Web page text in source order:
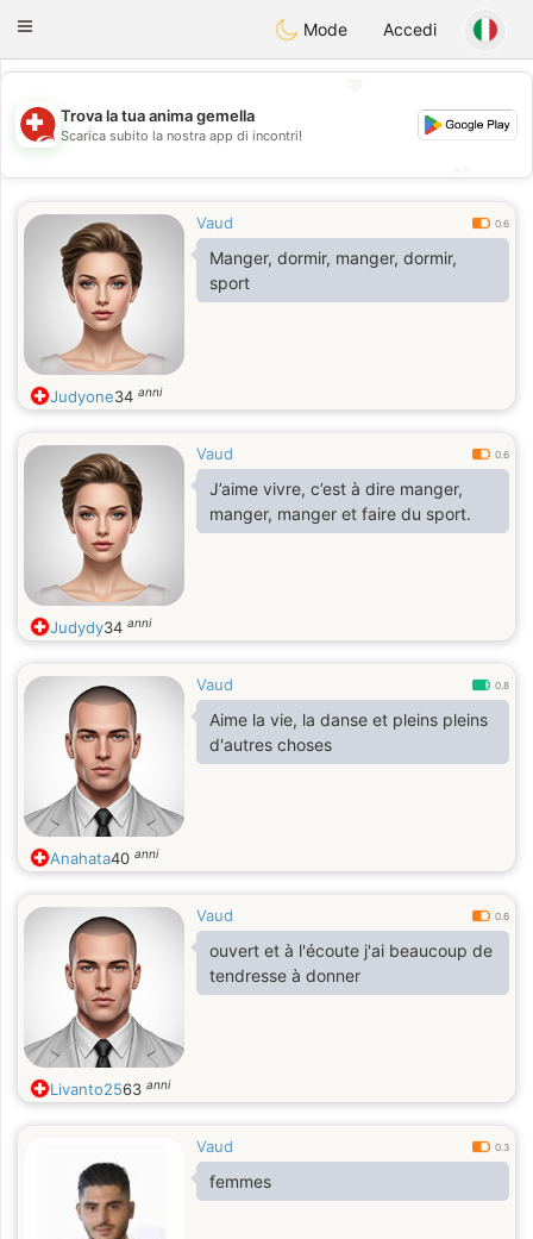
Suissi
Toggle
Mode Accedi
💖
💕
Trova la tua anima gemella
Scarica subito la nostra app di incontri!
Vaud 0.6
Manger, dormir, manger, dormir,
sport
Judyone34 anni
Vaud 0.6
J’aime vivre, c’est à dire manger,
manger, manger et faire du sport.
Judydy34 anni
Vaud 0.8
Aime la vie, la danse et pleins pleins
d'autres choses
Anahata40 anni
Vaud 0.6
ouvert et à l'écoute j'ai beaucoup de
tendresse à donner
Livanto2563 anni
Vaud 0.3
femmes